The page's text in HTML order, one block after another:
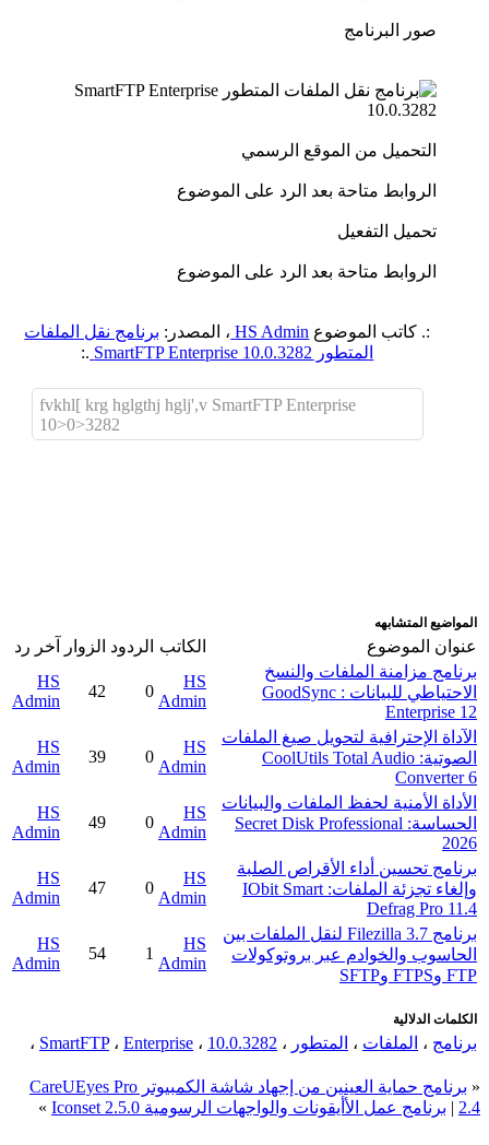
صور البرنامج
التحميل من الموقع الرسمي
الروابط متاحة بعد الرد على الموضوع
تحميل التفعيل
الروابط متاحة بعد الرد على الموضوع
:. كاتب الموضوع HS Admin ، المصدر: برنامج نقل الملفات
المتطور SmartFTP Enterprise 10.0.3282
.:
fvkhl[ krg hglgthj hglj',v SmartFTP Enterprise
10>0>3282
المواضيع المتشابهه
عنوان الموضوع الكاتب الردود الزوار
آخر رد
برنامج مزامنة الملفات والنسخ
الاحتياطي للبيانات : GoodSync
Enterprise 12
HS
Admin
0
42
HS
Admin
الآداة الإحترافية لتحويل صيغ الملفات
الصوتية: CoolUtils Total Audio
Converter 6
HS
Admin
0
39
HS
Admin
الأداة الأمنية لحفظ الملفات والبيانات
الحساسة: Secret Disk Professional
2026
HS
Admin
0
49
HS
Admin
برنامج تحسين أداء الأقراص الصلبة
وإلغاء تجزئة الملفات: IObit Smart
Defrag Pro 11.4
HS
Admin
0
47
HS
Admin
برنامج Filezilla 3.7 لنقل الملفات بين
الحاسوب والخوادم عبر بروتوكولات
FTP وFTPS وSFTP
HS
Admin
1
54
HS
Admin
الكلمات الدلالية
برنامج ، الملفات ، المتطور ، SmartFTP، Enterprise ، 10.0.3282 ،
«
برنامج حماية العينين من إجهاد شاشة الكمبيوتر CareUEyes Pro
2.4
| برنامج عمل اﻷأيقونات والواجهات الرسومية Iconset 2.5.0 »